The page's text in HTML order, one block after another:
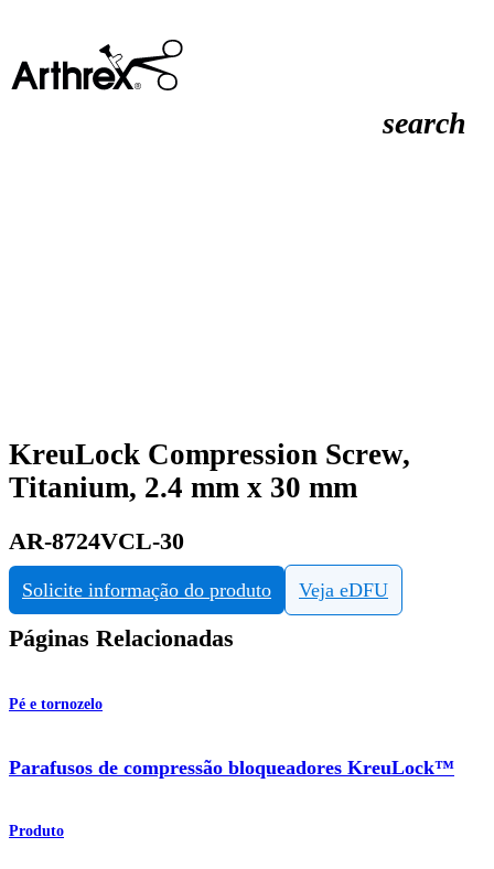
search
KreuLock Compression Screw,
Titanium, 2.4 mm x 30 mm
AR-8724VCL-30
Solicite informação do produto Veja eDFU
Páginas Relacionadas
Pé e tornozelo
Parafusos de compressão bloqueadores KreuLock™
Produto